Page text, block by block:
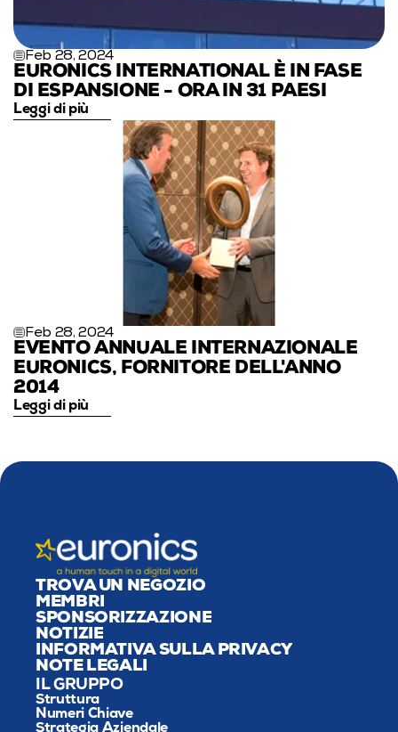
Feb 28, 2024
EURONICS INTERNATIONAL È IN FASE
DI ESPANSIONE - ORA IN 31 PAESI
Leggi di più
Feb 28, 2024
EVENTO ANNUALE INTERNAZIONALE
EURONICS, FORNITORE DELL'ANNO
2014
Leggi di più
TROVA UN NEGOZIO
MEMBRI
SPONSORIZZAZIONE
NOTIZIE
INFORMATIVA SULLA PRIVACY
NOTE LEGALI
IL GRUPPO
Struttura
Numeri Chiave
Strategia Aziendale